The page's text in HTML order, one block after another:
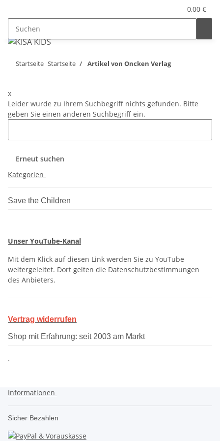
0,00 €
Startseite Startseite Artikel von Oncken Verlag
x
Leider wurde zu Ihrem Suchbegriff nichts gefunden. Bitte
geben Sie einen anderen Suchbegriff ein.
Erneut suchen
Kategorien
Save the Children
Unser YouTube-Kanal
Mit dem Klick auf diesen Link werden Sie zu YouTube
weitergeleitet. Dort gelten die Datenschutzbestimmungen
des Anbieters.
Vertrag widerrufen
Shop mit Erfahrung: seit 2003 am Markt
.
Informationen
Sicher Bezahlen